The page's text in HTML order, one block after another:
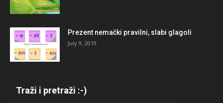
Prezent nemački pravilni, slabi glagoli
July 9, 2019
Traži i pretraži :-)